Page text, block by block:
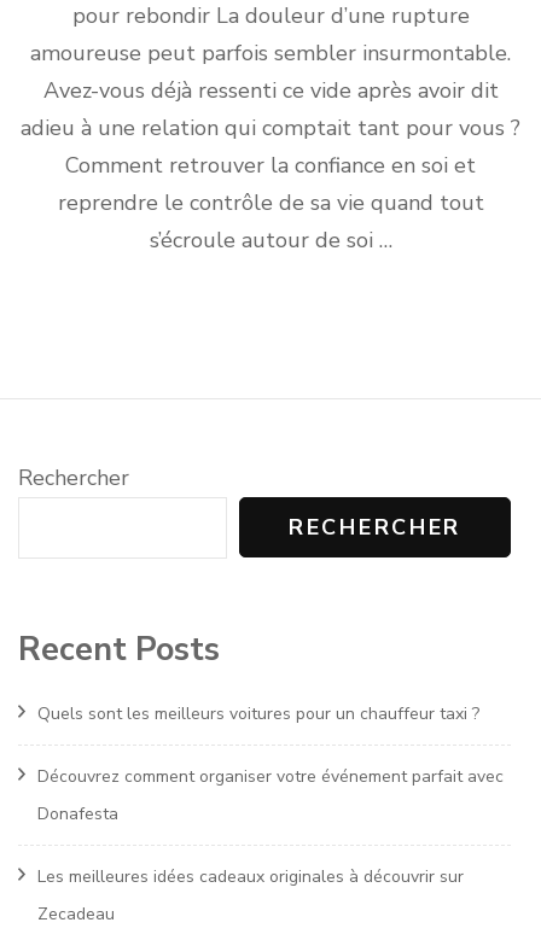
pour
pour rebondir La douleur d’une rupture
amoureuse peut parfois sembler insurmontable.
Avez-vous déjà ressenti ce vide après avoir dit
adieu à une relation qui comptait tant pour vous ?
Comment retrouver la confiance en soi et
reprendre le contrôle de sa vie quand tout
s’écroule autour de soi …
Rechercher
RECHERCHER
Recent Posts
Quels sont les meilleurs voitures pour un chauffeur taxi ?
Découvrez comment organiser votre événement parfait avec
Donafesta
Les meilleures idées cadeaux originales à découvrir sur
Zecadeau